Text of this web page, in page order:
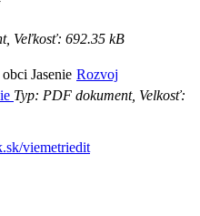
Veľkosť: 692.35 kB
Rozvoj
Typ: PDF dokument, Velkosť:
viemetriedit